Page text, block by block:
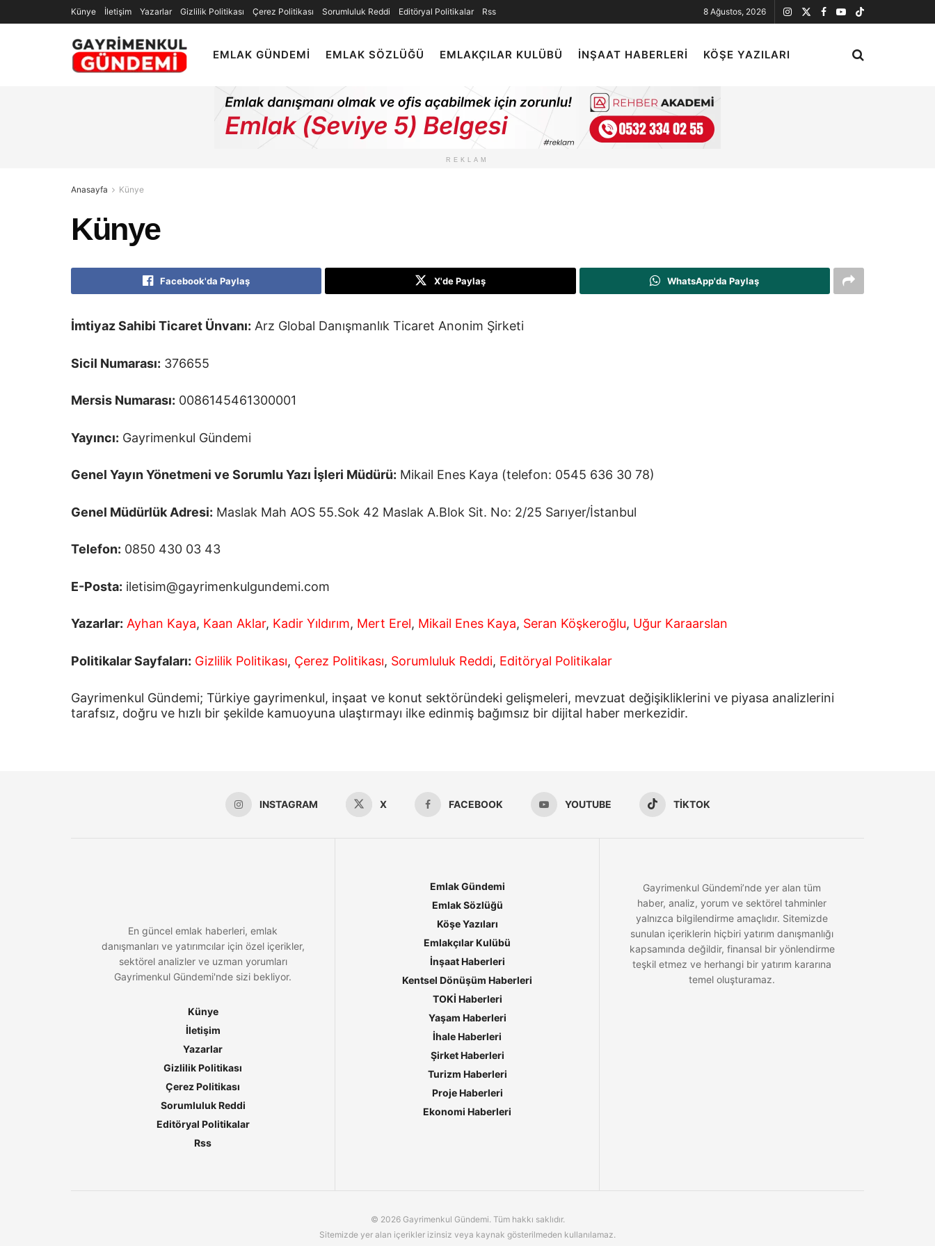
Künye İletişim Yazarlar Gizlilik Politikası Çerez Politikası Sorumluluk Reddi Editöryal Politikalar Rss 8 Ağustos, 2026
EMLAK GÜNDEMI EMLAK SÖZLÜĞÜ EMLAKÇILAR KULÜBÜ İNŞAAT HABERLERI KÖŞE YAZILARI
REKLAM
Anasayfa Künye
Künye
Facebook'da Paylaş X'de Paylaş WhatsApp'da Paylaş
İmtiyaz Sahibi Ticaret Ünvanı: Arz Global Danışmanlık Ticaret Anonim Şirketi
Sicil Numarası: 376655
Mersis Numarası: 0086145461300001
Yayıncı: Gayrimenkul Gündemi
Genel Yayın Yönetmeni ve Sorumlu Yazı İşleri Müdürü: Mikail Enes Kaya (telefon: 0545 636 30 78)
Genel Müdürlük Adresi: Maslak Mah AOS 55.Sok 42 Maslak A.Blok Sit. No: 2/25 Sarıyer/İstanbul
Telefon: 0850 430 03 43
E-Posta: iletisim@gayrimenkulgundemi.com
Yazarlar: Ayhan Kaya, Kaan Aklar, Kadir Yıldırım, Mert Erel, Mikail Enes Kaya, Seran Köşkeroğlu, Uğur Karaarslan
Politikalar Sayfaları: Gizlilik Politikası, Çerez Politikası, Sorumluluk Reddi, Editöryal Politikalar
Gayrimenkul Gündemi; Türkiye gayrimenkul, inşaat ve konut sektöründeki gelişmeleri, mevzuat değişikliklerini ve piyasa analizlerini
tarafsız, doğru ve hızlı bir şekilde kamuoyuna ulaştırmayı ilke edinmiş bağımsız bir dijital haber merkezidir.
INSTAGRAM X FACEBOOK YOUTUBE TIKTOK
En güncel emlak haberleri, emlak
danışmanları ve yatırımcılar için özel içerikler,
sektörel analizler ve uzman yorumları
Gayrimenkul Gündemi'nde sizi bekliyor.
Künye
İletişim
Yazarlar
Gizlilik Politikası
Çerez Politikası
Sorumluluk Reddi
Editöryal Politikalar
Rss
Emlak Gündemi
Emlak Sözlüğü
Köşe Yazıları
Emlakçılar Kulübü
İnşaat Haberleri
Kentsel Dönüşüm Haberleri
TOKİ Haberleri
Yaşam Haberleri
İhale Haberleri
Şirket Haberleri
Turizm Haberleri
Proje Haberleri
Ekonomi Haberleri
Gayrimenkul Gündemi’nde yer alan tüm
haber, analiz, yorum ve sektörel tahminler
yalnızca bilgilendirme amaçlıdır. Sitemizde
sunulan içeriklerin hiçbiri yatırım danışmanlığı
kapsamında değildir, finansal bir yönlendirme
teşkil etmez ve herhangi bir yatırım kararına
temel oluşturamaz.
© 2026 Gayrimenkul Gündemi. Tüm hakkı saklıdır.
Sitemizde yer alan içerikler izinsiz veya kaynak gösterilmeden kullanılamaz.